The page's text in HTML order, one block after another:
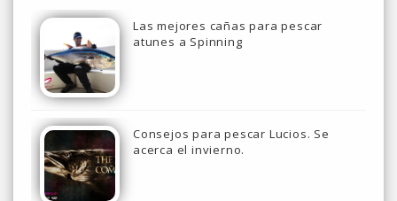
Las mejores cañas para pescar
atunes a Spinning
Consejos para pescar Lucios. Se
acerca el invierno.